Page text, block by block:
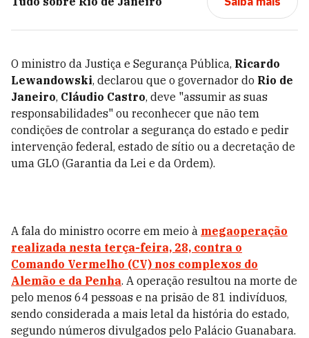
O ministro da Justiça e Segurança Pública, Ricardo
Lewandowski, declarou que o governador do Rio de
Janeiro, Cláudio Castro, deve "assumir as suas
responsabilidades" ou reconhecer que não tem
condições de controlar a segurança do estado e pedir
intervenção federal, estado de sítio ou a decretação de
uma GLO (Garantia da Lei e da Ordem).
A fala do ministro ocorre em meio à megaoperação
realizada nesta terça-feira, 28, contra o
Comando Vermelho (CV) nos complexos do
Alemão e da Penha. A operação resultou na morte de
pelo menos 64 pessoas e na prisão de 81 indivíduos,
sendo considerada a mais letal da história do estado,
segundo números divulgados pelo Palácio Guanabara.